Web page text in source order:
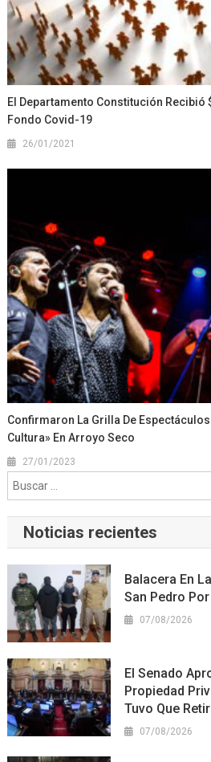
El Departamento Constitución Recibió
Fondo Covid-19
26/01/2021
Confirmaron La Grilla De Espectáculos
Cultura» En Arroyo Seco
27/01/2023
Noticias recientes
Balacera En
San Pedro
07/08/2026
El Senado
Propiedad
Tuvo Que
07/08/2026